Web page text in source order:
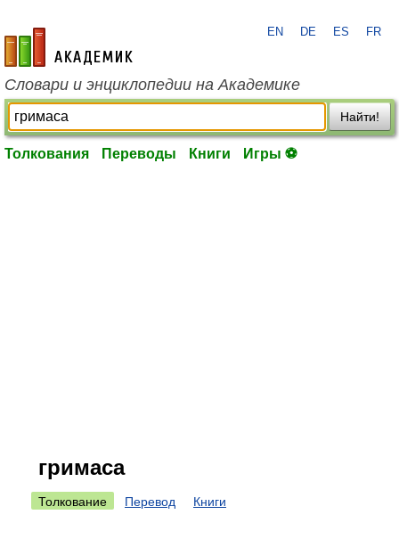
academic.ru
EN DE ES FR
Словари и энциклопедии на Академике
Найти!
Толкования Переводы Книги Игры ⚽
гримаса
Толкование Перевод Книги